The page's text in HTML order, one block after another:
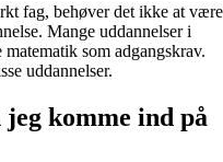
fag, behøver det ikke at være
Mange uddannelser i
som adgangskrav.
uddannelser.
komme ind på